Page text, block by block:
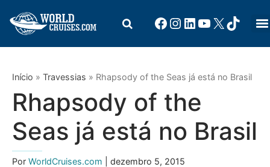
Início » Travessias » Rhapsody of the Seas já está no Brasil
Rhapsody of the
Seas já está no Brasil
Por WorldCruises.com | dezembro 5, 2015